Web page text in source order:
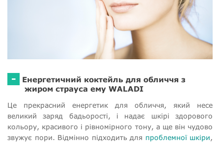
-
Енергетичний коктейль для обличчя з
жиром страуса ему WALADI
Це прекрасний енергетик для обличчя, який несе
великий заряд бадьорості, і надає шкірі здорового
кольору, красивого і рівномірного тону, а ще він чудово
звужує пори. Відмінно підходить для проблемної шкіри,